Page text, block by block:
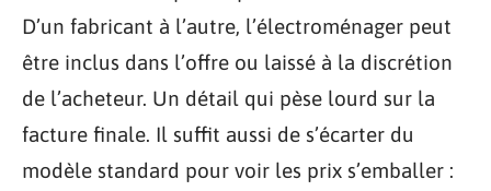
D’un fabricant à l’autre, l’électroménager peut
être inclus dans l’offre ou laissé à la discrétion
de l’acheteur. Un détail qui pèse lourd sur la
facture finale. Il suffit aussi de s’écarter du
modèle standard pour voir les prix s’emballer :